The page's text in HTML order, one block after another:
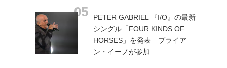
PETER GABRIEL 『I/O』の最新
シングル「FOUR KINDS OF
HORSES」を発表 ブライア
ン・イーノが参加